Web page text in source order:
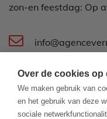
zon-en feestdag: Op
Koningsstraat 44
8400 Oostende
Over de cookies op
We maken gebruik van
en het gebruik van deze
sociale